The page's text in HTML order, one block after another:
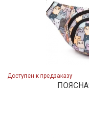
Доступен к предзаказу